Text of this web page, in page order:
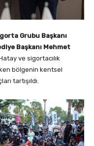
Grubu Başkanı
Başkanı Mehmet
ve sigortacılık
bölgenin kentsel
tartışıldı.